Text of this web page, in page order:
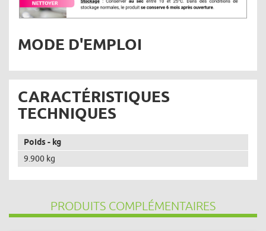
MODE D'EMPLOI
CARACTÉRISTIQUES
TECHNIQUES
Poids - kg
9.900 kg
PRODUITS COMPLÉMENTAIRES